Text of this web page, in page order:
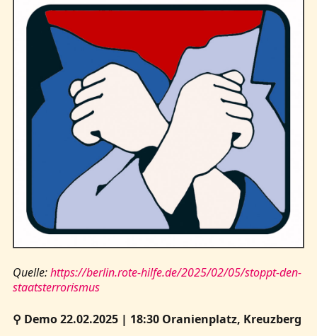
Quelle:https://berlin.rote-hilfe.de/2025/02/05/stoppt-den-
staatsterrorismus
⚲ Demo 22.02.2025 | 18:30 Oranienplatz, Kreuzberg